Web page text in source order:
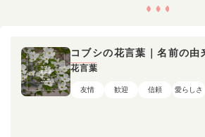
コブシの花言葉｜名前の由
花言葉
友情 歓迎 信頼 愛らしさ